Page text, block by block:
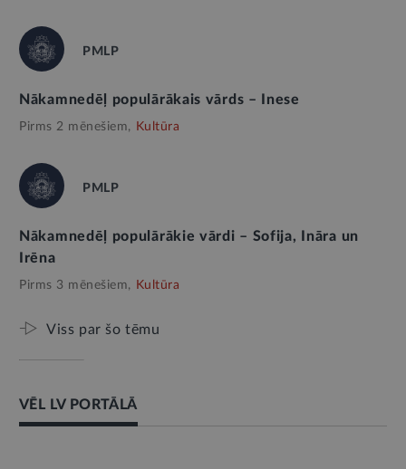
PMLP
Nākamnedēļ populārākais vārds – Inese
Pirms 2 mēnešiem, Kultūra
PMLP
Nākamnedēļ populārākie vārdi – Sofija, Ināra un
Irēna
Pirms 3 mēnešiem, Kultūra
Viss par šo tēmu
VĒL LV PORTĀLĀ
AMATPERSONAS RUNA